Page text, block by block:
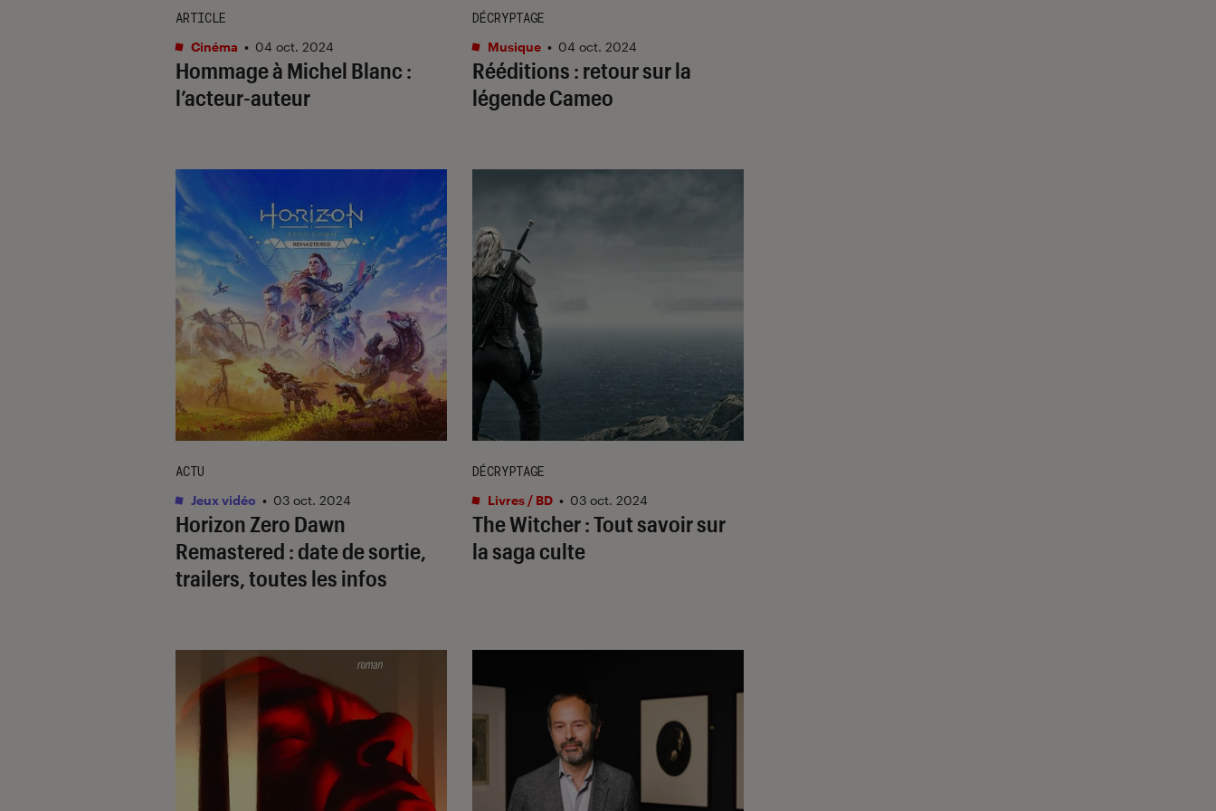
Hommage à Michel Blanc :
l’acteur-auteur
ARTICLE
Cinéma • 04 oct. 2024
Rééditions : retour sur la
légende Cameo
DÉCRYPTAGE
Musique • 04 oct. 2024
Horizon Zero Dawn
Remastered : date de sortie,
trailers, toutes les infos
ACTU
Jeux vidéo • 03 oct. 2024
The Witcher : Tout savoir sur
la saga culte
DÉCRYPTAGE
Livres / BD • 03 oct. 2024